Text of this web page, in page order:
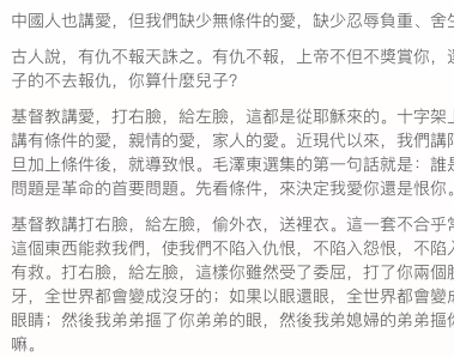
中國人也講愛，但我們缺少無條件的愛，缺少忍辱負重、舍
古人說，有仇不報天誅之。有仇不報，上帝不但不獎賞你
子的不去報仇，你算什麼兒子？
基督教講愛，打右臉，給左臉，這都是從耶穌來的。十字
講有條件的愛，親情的愛，家人的愛。近現代以來，我們
旦加上條件後，就導致恨。毛澤東選集的第一句話就是：
問題是革命的首要問題。先看條件，來決定我愛你還是恨你。
基督教講打右臉，給左臉，偷外衣，送裡衣。這一套不合
這個東西能救我們，使我們不陷入仇恨，不陷入怨恨，不
有救。打右臉，給左臉，這樣你雖然受了委屈，打了你兩
牙，全世界都會變成沒牙的；如果以眼還眼，全世界都會
眼睛；然後我弟弟摳了你弟弟的眼，然後我弟媳婦的弟弟
嘛。